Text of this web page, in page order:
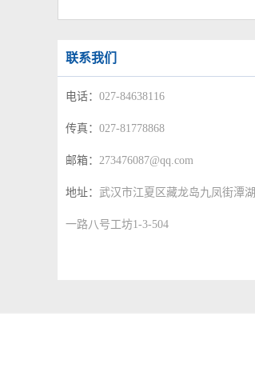
联系我们
电话： 027-84638116
传真： 027-81778868
邮箱： 273476087@qq.com
地址： 武汉市江夏区藏龙岛九凤街潭湖
一路八号工坊1-3-504